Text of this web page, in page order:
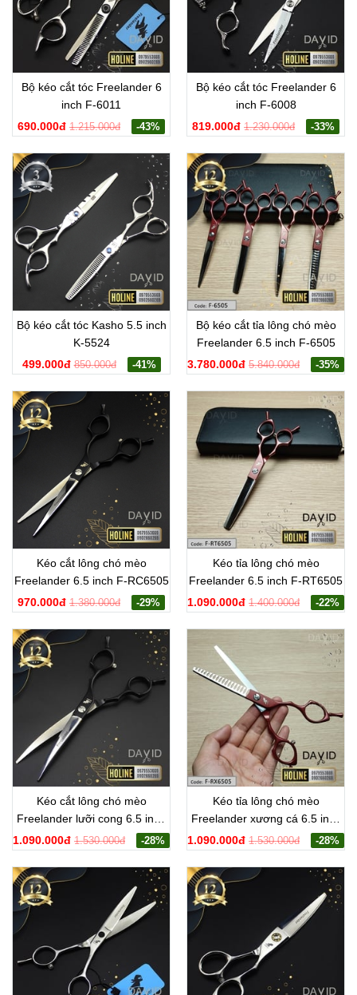
Bộ kéo cắt tóc Freelander 6
inch F-6011
690.000đ 1.215.000đ -43%
Bộ kéo cắt tóc Freelander 6
inch F-6008
819.000đ 1.230.000đ -33%
Bộ kéo cắt tóc Kasho 5.5 inch
K-5524
499.000đ 850.000đ -41%
Bộ kéo cắt tỉa lông chó mèo
Freelander 6.5 inch F-6505
3.780.000đ 5.840.000đ -35%
Kéo cắt lông chó mèo
Freelander 6.5 inch F-RC6505
970.000đ 1.380.000đ -29%
Kéo tỉa lông chó mèo
Freelander 6.5 inch F-RT6505
1.090.000đ 1.400.000đ -22%
Kéo cắt lông chó mèo
Freelander lưỡi cong 6.5 inch
F-RD6505
1.090.000đ 1.530.000đ -28%
Kéo tỉa lông chó mèo
Freelander xương cá 6.5 inch
F-RX6505
1.090.000đ 1.530.000đ -28%